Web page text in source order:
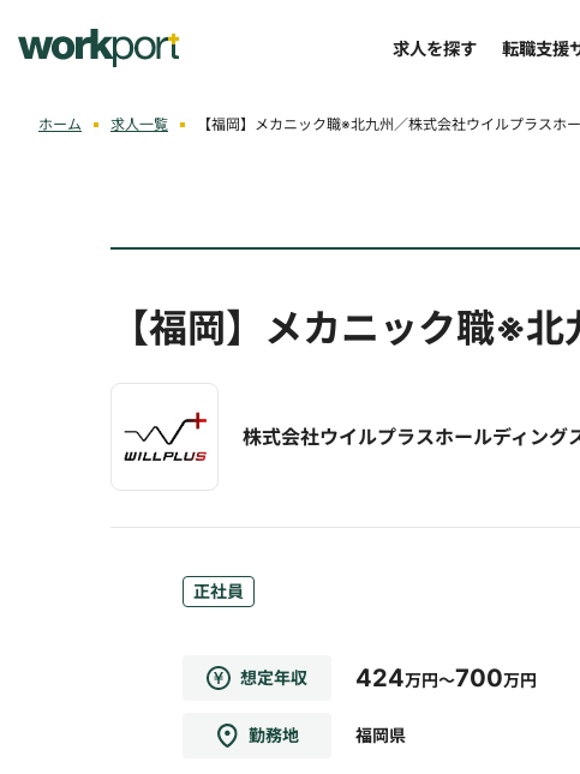
求人を探す 転職支援
ホーム 求人一覧 【福岡】メカニック職※北九州／株式会社ウイルプラスホ
【福岡】メカニック職※北
株式会社ウイルプラスホールディング
正社員
想定年収 424万円～700万円
勤務地 福岡県